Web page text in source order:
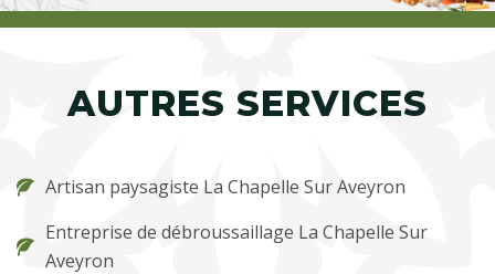
AUTRES SERVICES
Artisan paysagiste La Chapelle Sur Aveyron
Entreprise de débroussaillage La Chapelle Sur
Aveyron